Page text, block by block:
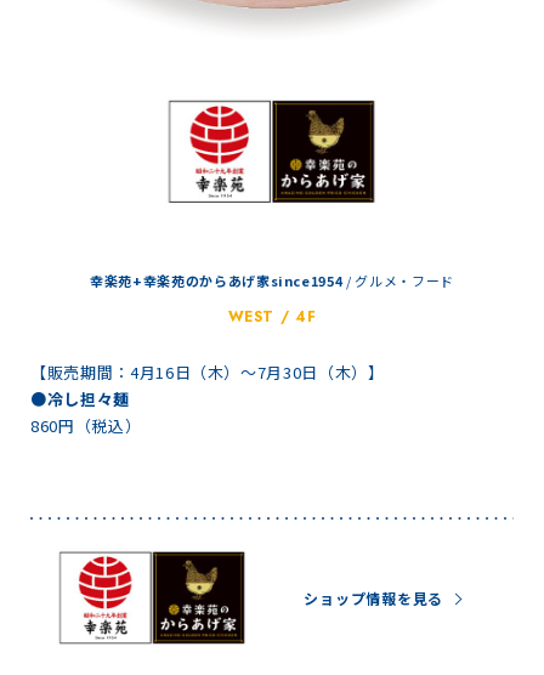
幸楽苑+幸楽苑のからあげ家since1954/ グルメ・フード
WEST / 4F
【販売期間：4月16日（木）～7月30日（木）】
●冷し担々麺
860円（税込）
ショップ情報を見る